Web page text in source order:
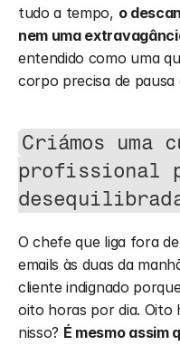
tudo a tempo, o
nem uma
entendido como uma
corpo precisa de pausa
Criámos uma
profissional
O chefe que liga fora
emails às duas da
cliente indignado
oito horas por dia. Oito
nisso? É mesmo assim